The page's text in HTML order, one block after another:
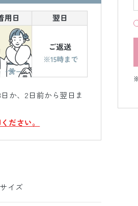
か、2日前から翌日ま
ださい。
イズ